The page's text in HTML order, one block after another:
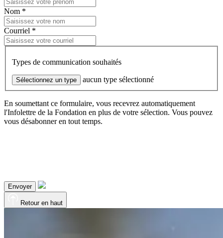
Nom *
Courriel *
Types de communication souhaités
Sélectionnez un type aucun type sélectionné
En soumettant ce formulaire, vous recevrez automatiquement
l'Infolettre de la Fondation en plus de votre sélection. Vous pouvez
vous désabonner en tout temps.
Envoyer
Retour en haut